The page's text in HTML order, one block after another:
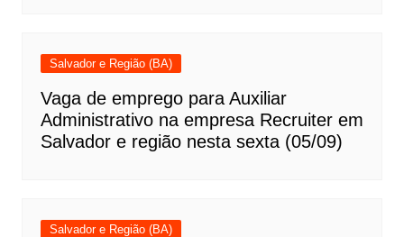
Salvador e Região (BA)
Vaga de emprego para Auxiliar
Administrativo na empresa Recruiter em
Salvador e região nesta sexta (05/09)
Salvador e Região (BA)